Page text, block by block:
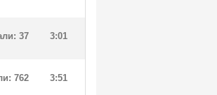
3:01
37
3:51
762